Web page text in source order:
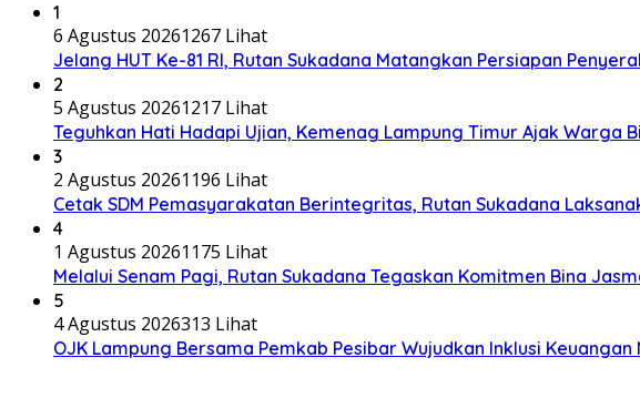
1
6 Agustus 20261267 Lihat
Jelang HUT Ke-81 RI, Rutan Sukadana Matangkan Persiapan
2
5 Agustus 20261217 Lihat
Teguhkan Hati Hadapi Ujian, Kemenag Lampung Timur Ajak Warga
3
2 Agustus 20261196 Lihat
Cetak SDM Pemasyarakatan Berintegritas, Rutan Sukadana
4
1 Agustus 20261175 Lihat
Melalui Senam Pagi, Rutan Sukadana Tegaskan Komitmen Bina
5
4 Agustus 2026313 Lihat
OJK Lampung Bersama Pemkab Pesibar Wujudkan Inklusi